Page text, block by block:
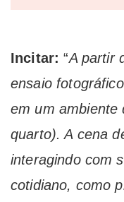
Incitar: “A partir
ensaio
em um ambiente
quarto). A cena
interagindo com
cotidiano, como